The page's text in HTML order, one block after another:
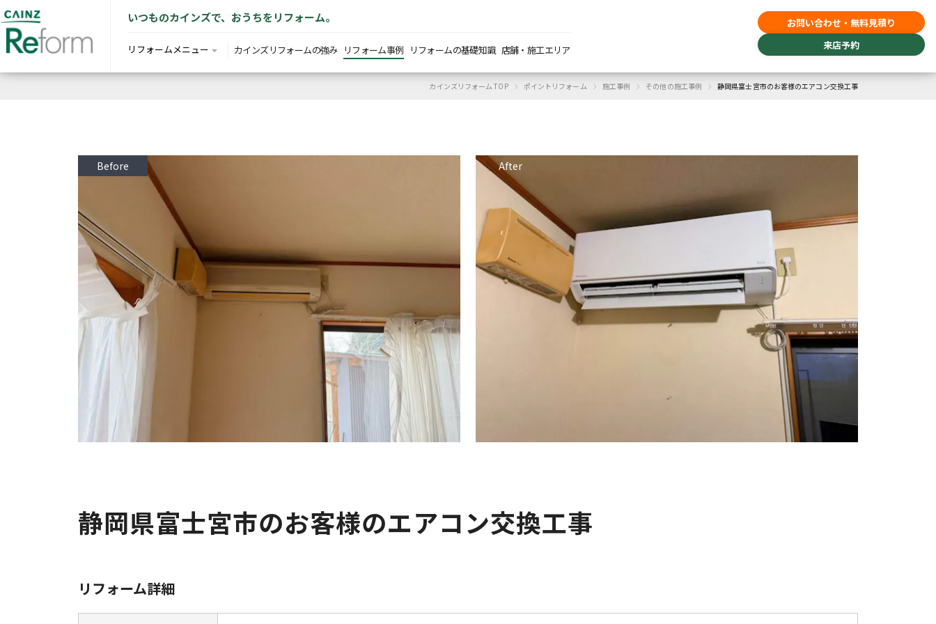
いつものカインズで、おうちをリフォーム。
リフォームメニュー カインズリフォームの強み リフォーム事例 リフォームの基礎知識 店舗・施工エリア
お問い合わせ・無料見積り
来店予約
カインズリフォーム TOP › ポイントリフォーム › 施工事例 › その他の施工事例 › 静岡県富士宮市のお客様のエアコン交換工事
Before After
静岡県富士宮市のお客様のエアコン交換工事
リフォーム詳細